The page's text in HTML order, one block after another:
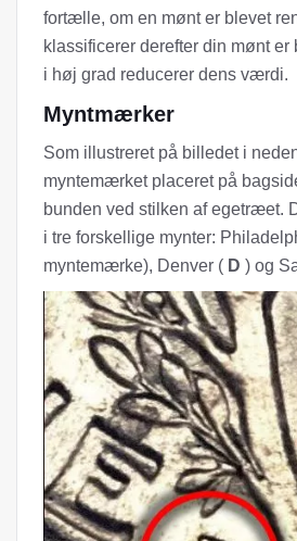
fortælle, om en mønt er blevet
klassificerer derefter din mønt
i høj grad reducerer dens værdi.
Myntmærker
Som illustreret på billedet i
myntemærket placeret på
bunden ved stilken af ​​egetræet.
i tre forskellige mynter:
myntemærke), Denver ( D ) og